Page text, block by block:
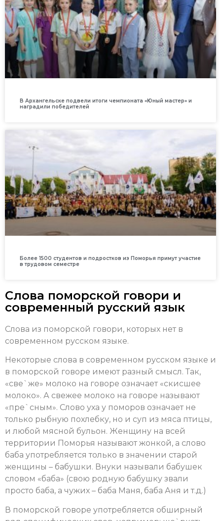
В Архангельске подвели итоги чемпионата «Юный мастер» и
наградили победителей
Более 1500 студентов и подростков из Поморья примут участие
в трудовом семестре
Слова поморской говори и
современный русский язык
Слова из поморской говори, которых нет в
современном русском языке.
Некоторые слова в современном русском языке и
в поморской говоре имеют разный смысл. Так,
«све`же» молоко на говоре означает «скисшее
молоко». А свежее молоко на говоре называют
«пре`сным». Слово уха у поморов означает не
только рыбную похлебку, но и суп из мяса птицы,
и любой мясной бульон. Женщину на всей
территории Поморья называют жонкой, а слово
баба употребляется только в значении старой
женщины – бабушки. Внуки называли бабушек
словом «баба» (свою родную бабушку звали
просто баба, а чужих – баба Маня, баба Аня и т.д.)
В поморской говоре употребляется обширный